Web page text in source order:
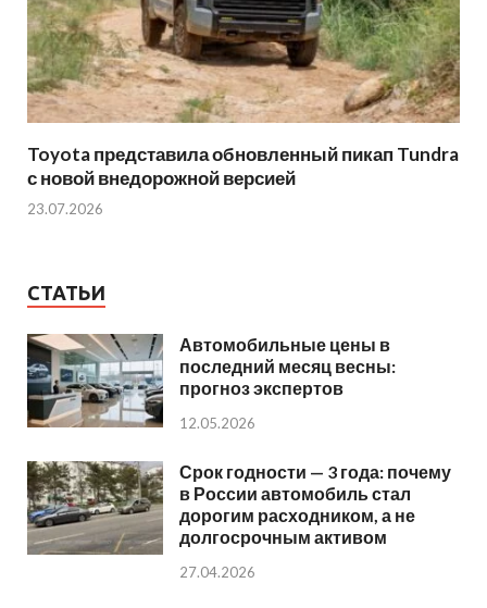
Toyota представила обновленный пикап Tundra
с новой внедорожной версией
23.07.2026
СТАТЬИ
Автомобильные цены в
последний месяц весны:
прогноз экспертов
12.05.2026
Срок годности — 3 года: почему
в России автомобиль стал
дорогим расходником, а не
долгосрочным активом
27.04.2026